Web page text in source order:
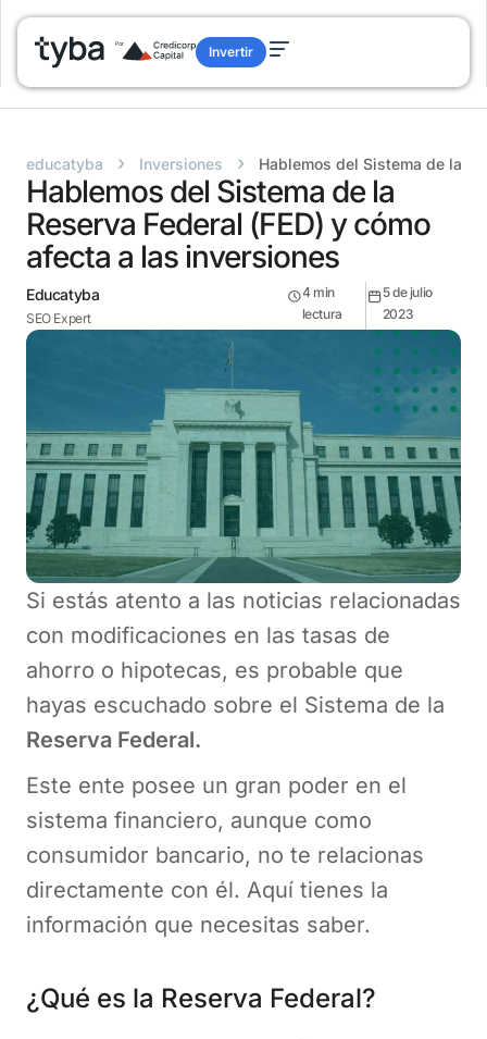
Invertir
educatyba › Inversiones › Hablemos del Sistema de la
Hablemos del Sistema de la
Reserva Federal (FED) y cómo
afecta a las inversiones
Educatyba
SEO Expert
4 min
lectura
5 de julio
2023
Si estás atento a las noticias relacionadas
con modificaciones en las tasas de
ahorro o hipotecas, es probable que
hayas escuchado sobre el Sistema de la
Reserva Federal.
Este ente posee un gran poder en el
sistema financiero, aunque como
consumidor bancario, no te relacionas
directamente con él. Aquí tienes la
información que necesitas saber.
¿Qué es la Reserva Federal?